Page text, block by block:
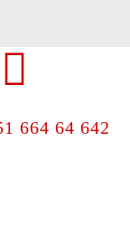
664 64 642